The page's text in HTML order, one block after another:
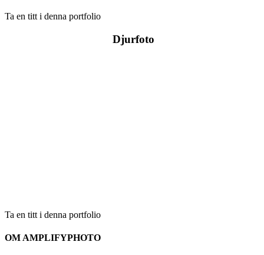
Ta en titt i denna portfolio
Djurfoto
Ta en titt i denna portfolio
OM AMPLIFYPHOTO